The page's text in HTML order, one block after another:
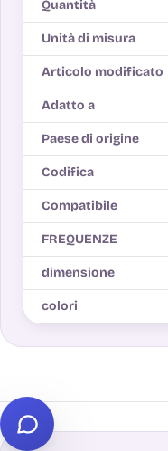
Quantità
Unità di misura
Articolo modificato
Adatto a
Paese di origine
Codifica
Compatibile
FREQUENZE
dimensione
colori